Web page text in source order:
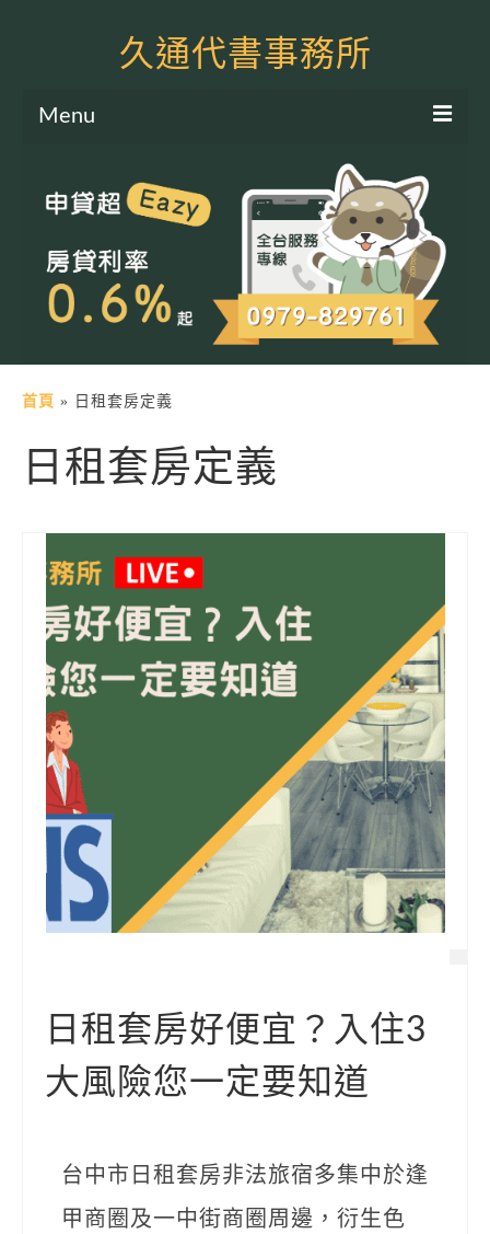
久通代書事務所
Menu
土地二胎申貸
房屋二胎申貸
軍公教貸款
土地貸款
房屋貸款
信用貸款
代書貸款
精選知識
銀行貸款
其他貸款
久通專欄
生活理財
房產Q&A
首頁 » 日租套房定義
日租套房定義
日租套房好便宜？入住3
大風險您一定要知道
台中市日租套房非法旅宿多集中於逢
甲商圈及一中街商圈周邊，衍生色